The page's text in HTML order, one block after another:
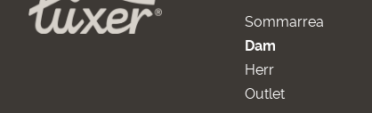
Sommarrea
Dam
Herr
Outlet